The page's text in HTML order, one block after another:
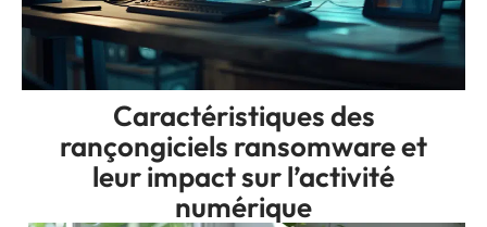
Caractéristiques des
rançongiciels ransomware et
leur impact sur l’activité
numérique